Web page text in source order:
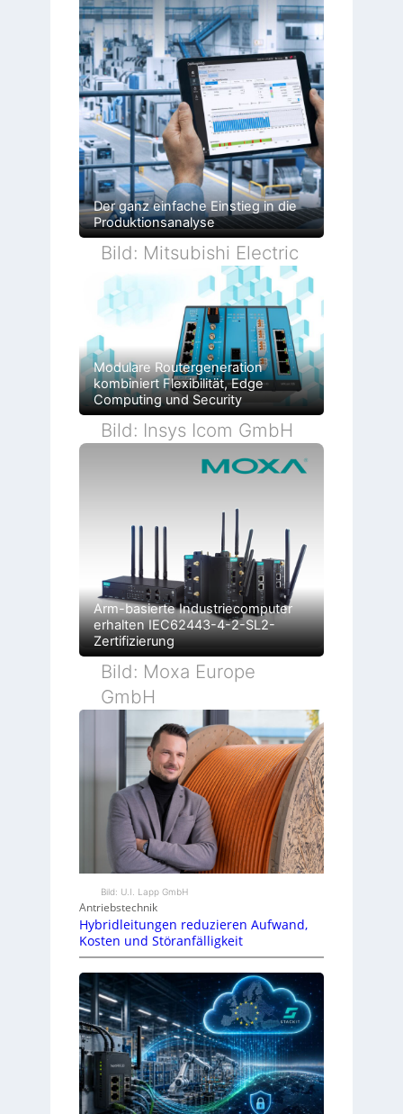
Der ganz einfache Einstieg in die
Produktionsanalyse
Bild: Mitsubishi Electric
Modulare Routergeneration
kombiniert Flexibilität, Edge
Computing und Security
Bild: Insys Icom GmbH
Arm-basierte Industriecomputer
erhalten IEC62443-4-2-SL2-
Zertifizierung
Bild: Moxa Europe
GmbH
Bild: U.I. Lapp GmbH
Antriebstechnik
Hybridleitungen reduzieren Aufwand,
Kosten und Störanfälligkeit